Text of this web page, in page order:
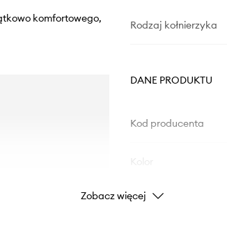
komfortowego,
Rodzaj kołnierzyka
DANE PRODUKTU
Kod producenta
Marka
Zobacz więcej